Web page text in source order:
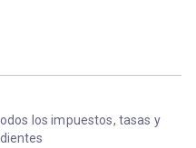
los impuestos, tasas y